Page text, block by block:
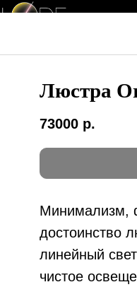
Люстра
73000 р.
Минимализм,
достоинство
линейный
чистое